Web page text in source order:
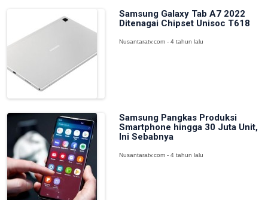
Samsung Galaxy Tab A7 2022
Ditenagai Chipset Unisoc T618
Nusantaratv.com - 4 tahun lalu
Samsung Pangkas Produksi
Smartphone hingga 30 Juta Unit,
Ini Sebabnya
Nusantaratv.com - 4 tahun lalu